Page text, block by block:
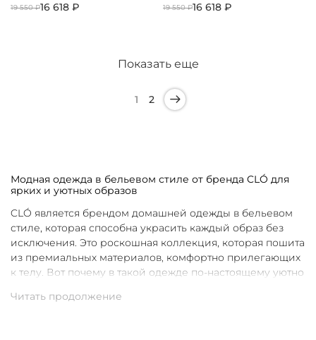
19 550 ₽16 618 ₽ 19 550 ₽16 618 ₽
Показать еще
1 2
Модная одежда в бельевом стиле от бренда CLÓ для
ярких и уютных образов
CLÓ является брендом домашней одежды в бельевом
стиле, которая способна украсить каждый образ без
исключения. Это роскошная коллекция, которая пошита
из премиальных материалов, комфортно прилегающих
к телу. Вот почему в такой одежде по-настоящему уютно
продуманные фасоны позволяют каждой женщине